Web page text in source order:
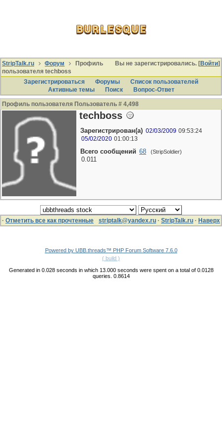
Вы не зарегистрировались. [Войти]
StripTalk.ru Форум
Профиль
пользователя techboss
Зарегистрироваться
Форумы
Список пользователей
Активные темы
Поиcк Вопрос-Ответ
Профиль пользователя Пользователь # 4,498
techboss
Зарегистрирован(а) 02/03/2009 09:53:24
05/02/2020 01:00:13
Всего сообщений 68 (StripSoldier)
0.011
· Отметить все как прочтенные striptalk@yandex.ru · StripTalk.ru · Наверх
Powered by UBB.threads™ PHP Forum Software 7.6.0
( build )
Generated in 0.028 seconds in which 13.000 seconds were spent on a total of 0.0128
queries. 0.8614